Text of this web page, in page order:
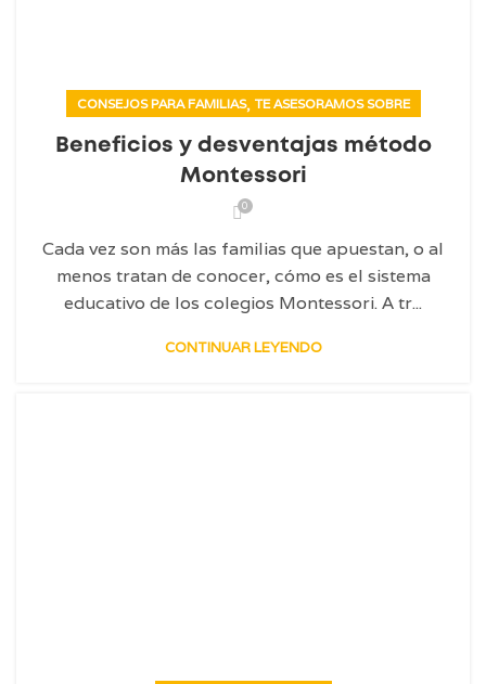
CONSEJOS PARA FAMILIAS, TE ASESORAMOS SOBRE
Beneficios y desventajas método
Montessori
0
Cada vez son más las familias que apuestan, o al
menos tratan de conocer, cómo es el sistema
educativo de los colegios Montessori. A tr...
CONTINUAR LEYENDO